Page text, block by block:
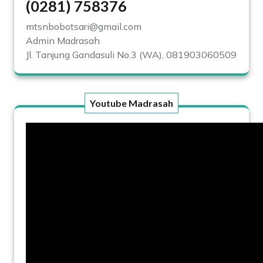
(0281) 758376
mtsnbobotsari@gmail.com
Admin Madrasah
Jl. Tanjung Gandasuli No.3 (WA), 081903060509
Youtube Madrasah